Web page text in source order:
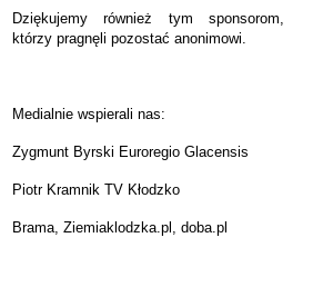
Dziękujemy również tym sponsorom,
którzy pragnęli pozostać anonimowi.
Medialnie wspierali nas:
Zygmunt Byrski Euroregio Glacensis
Piotr Kramnik TV Kłodzko
Brama, Ziemiaklodzka.pl, doba.pl